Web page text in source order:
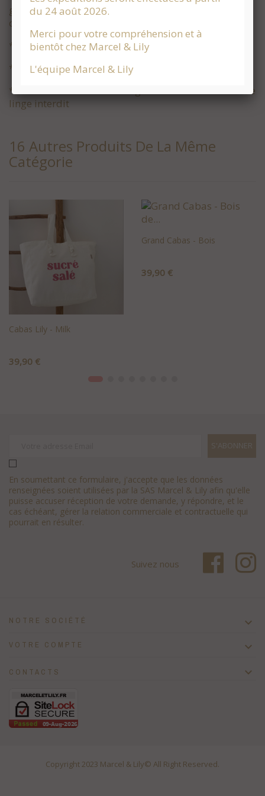
garantissant l'absence de produits toxiques pour le
corps et pour l'environnement.
* Impression blanc velours
* Dimensions déplié : 64 X 38 X 17
* Conseils d'entretien: Lavage à 30 ° à l'envers - sèche
linge interdit
16 Autres Produits De La Même
Catégorie
Cabas Lily - Milk
Prix
39,90 €
+AJOUTER AU PANIER
Grand Cabas - Bois
Prix
39,90 €
En soumettant ce formulaire, j'accepte que les données
renseignées soient utilisées par la SAS Marcel & Lily afin qu'elle
puisse accuser réception de votre demande, y répondre, et le
cas échéant, gérer la relation commerciale et contractuelle qui
pourrait en résulter.
Suivez nous
NOTRE SOCIÉTÉ 
VOTRE COMPTE 
CONTACTS 
Copyright 2023 Marcel & Lily© All Right Reserved.
du 24 août 2026.
Merci pour votre compréhension et à
bientôt chez Marcel & Lily
L'équipe Marcel & Lily